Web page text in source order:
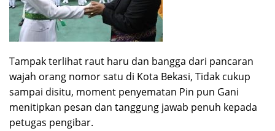
Tampak terlihat raut haru dan bangga dari pancaran
wajah orang nomor satu di Kota Bekasi, Tidak cukup
sampai disitu, moment penyematan Pin pun Gani
menitipkan pesan dan tanggung jawab penuh kepada
petugas pengibar.